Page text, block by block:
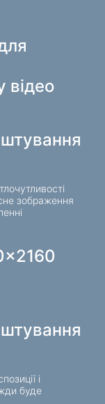
відео
зображення
і
буде